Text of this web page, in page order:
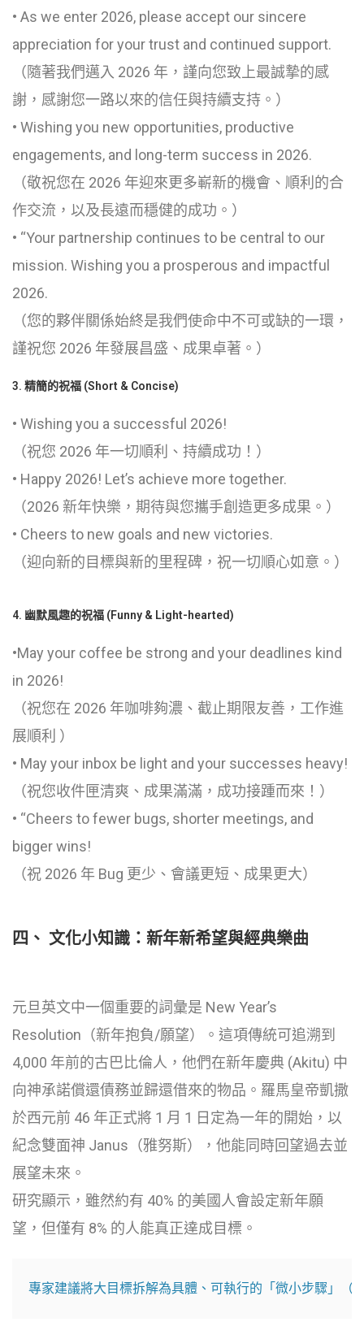
• As we enter 2026, please accept our sincere
appreciation for your trust and continued support.
（隨著我們邁入 2026 年，謹向您致上最誠摯的感
謝，感謝您一路以來的信任與持續支持。）
• Wishing you new opportunities, productive
engagements, and long-term success in 2026.
（敬祝您在 2026 年迎來更多嶄新的機會、順利的合
作交流，以及長遠而穩健的成功。）
• “Your partnership continues to be central to our
mission. Wishing you a prosperous and impactful
2026.
（您的夥伴關係始終是我們使命中不可或缺的一環，
謹祝您 2026 年發展昌盛、成果卓著。）
3. 精簡的祝福 (Short & Concise)
• Wishing you a successful 2026!
（祝您 2026 年一切順利、持續成功！）
• Happy 2026! Let’s achieve more together.
（2026 新年快樂，期待與您攜手創造更多成果。）
• Cheers to new goals and new victories.
（迎向新的目標與新的里程碑，祝一切順心如意。）
4. 幽默風趣的祝福 (Funny & Light-hearted)
•May your coffee be strong and your deadlines kind
in 2026!
（祝您在 2026 年咖啡夠濃、截止期限友善，工作進
展順利 ）
• May your inbox be light and your successes heavy!
（祝您收件匣清爽、成果滿滿，成功接踵而來！）
• “Cheers to fewer bugs, shorter meetings, and
bigger wins!
（祝 2026 年 Bug 更少、會議更短、成果更大）
四、 文化小知識：新年新希望與經典樂曲
元旦英文中一個重要的詞彙是 New Year’s
Resolution（新年抱負/願望）。這項傳統可追溯到
4,000 年前的古巴比倫人，他們在新年慶典 (Akitu) 中
向神承諾償還債務並歸還借來的物品。羅馬皇帝凱撒
於西元前 46 年正式將 1 月 1 日定為一年的開始，以
紀念雙面神 Janus（雅努斯），他能同時回望過去並
展望未來。
研究顯示，雖然約有 40% 的美國人會設定新年願
望，但僅有 8% 的人能真正達成目標。
專家建議將大目標拆解為具體、可執行的「微小步驟」（